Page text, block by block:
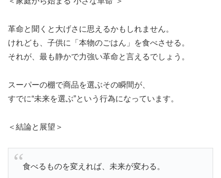
革命と聞くと大げさに思えるかもしれません。
けれども、子供に「本物のごはん」を食べさせる。
それが、最も静かで力強い革命と言えるでしょう。
スーパーの棚で商品を選ぶその瞬間が、
すでに“未来を選ぶ”という行為になっています。
＜結論と展望＞
食べるものを変えれば、未来が変わる。